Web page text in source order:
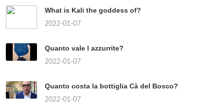
What is Kali the goddess of?
2022-01-07
Quanto vale l azzurrite?
2022-01-07
Quanto costa la bottiglia Cà del Bosco?
2022-01-07